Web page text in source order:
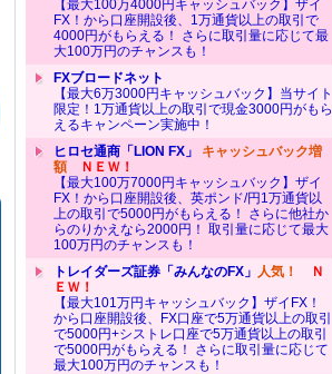
【最大100万4000円キャッシュバック】ザイ
FX！から口座開設後、1万通貨以上の取引で
4000円がもらえる！ さらに取引量に応じて最
大100万円のチャンスも！
FXブロードネット
【最大6万3000円キャッシュバック】当サイト
限定！1万通貨以上の取引で現金3000円がもら
えるキャンペーン実施中！
ヒロセ通商「LION FX」 キャッシュバック増
額ＮＥＷ！
【最大100万7000円キャッシュバック】ザイ
FX！から口座開設後、英ポンド/円1万通貨以
上の取引で5000円がもらえる！ さらに他社か
らのりかえなら2000円！ 取引量に応じて最大
100万円のチャンスも！
トレイダーズ証券「みんなのFX」 人気！
Ｎ
ＥＷ！
【最大101万円キャッシュバック】ザイFX！
から口座開設後、FX口座で5万通貨以上の取引
で5000円+シストレ口座で5万通貨以上の取引
で5000円がもらえる！ さらに取引量に応じて
最大100万円のチャンスも！